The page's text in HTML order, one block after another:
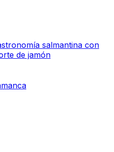
salmantina con
de jamón